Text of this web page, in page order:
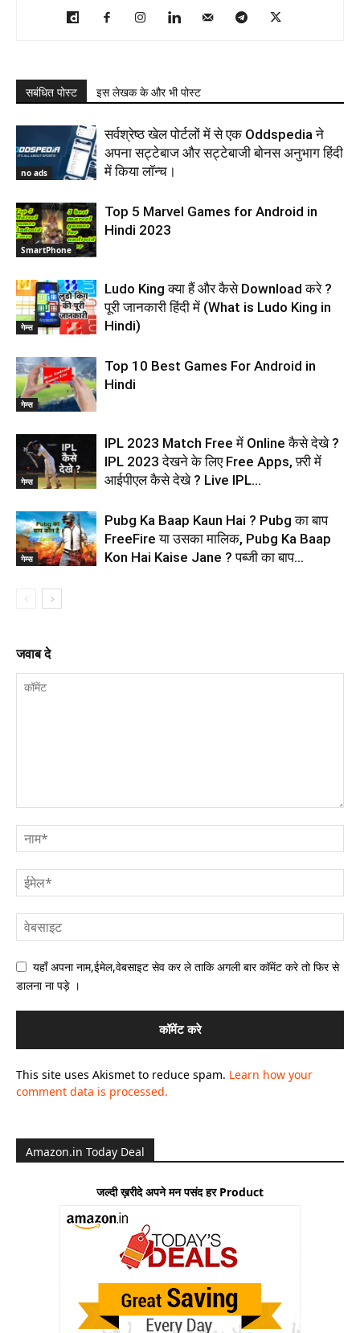
सबंधित पोस्ट इस लेखक के और भी पोस्ट
no ads
सर्वश्रेष्ठ खेल पोर्टलों में से एक Oddspedia ने
अपना सट्टेबाज और सट्टेबाजी बोनस अनुभाग हिंदी
में किया लॉन्च।
SmartPhone
Top 5 Marvel Games for Android in
Hindi 2023
गेम्स
Ludo King क्या हैं और कैसे Download करे ?
पूरी जानकारी हिंदी में (What is Ludo King in
Hindi)
गेम्स
Top 10 Best Games For Android in
Hindi
गेम्स
lPL 2023 Match Free में Online कैसे देखे ?
IPL 2023 देखने के लिए Free Apps, फ़्री में
आईपीएल कैसे देखे ? Live IPL...
गेम्स
Pubg Ka Baap Kaun Hai ? Pubg का बाप
FreeFire या उसका मालिक, Pubg Ka Baap
Kon Hai Kaise Jane ? पब्जी का बाप...
जवाब दे
यहाँ अपना नाम,ईमेल,वेबसाइट सेव कर ले ताकि अगली बार कॉमेंट करे तो फिर से
डालना ना पड़े ।
This site uses Akismet to reduce spam. Learn how your
comment data is processed.
Amazon.in Today Deal
जल्दी ख़रीदे अपने मन पसंद हर Product